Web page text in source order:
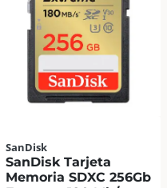
SanDisk
SanDisk Tarjeta
Memoria SDXC 256Gb